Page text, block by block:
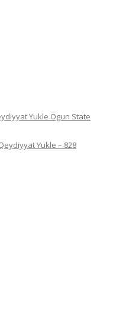
Yukle Ogun State
Yukle – 828